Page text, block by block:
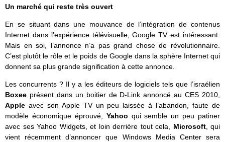
Un marché qui reste très ouvert
En se situant dans une mouvance de l’intégration de contenus
Internet dans l’expérience télévisuelle, Google TV est intéressant.
Mais en soi, l’annonce n’a pas grand chose de révolutionnaire.
C’est plutôt le rôle et le poids de Google dans la sphère Internet qui
donnent sa plus grande signification à cette annonce.
Les concurrents ? Il y a les éditeurs de logiciels tels que l’israélien
Boxee présent dans un boitier de D-Link annoncé au CES 2010,
Apple avec son Apple TV un peu laissée à l’abandon, faute de
modèle économique éprouvé, Yahoo qui semble un peu patiner
avec ses Yahoo Widgets, et loin derrière tout cela, Microsoft, qui
vient récemment d’annoncer que Windows Media Center sera